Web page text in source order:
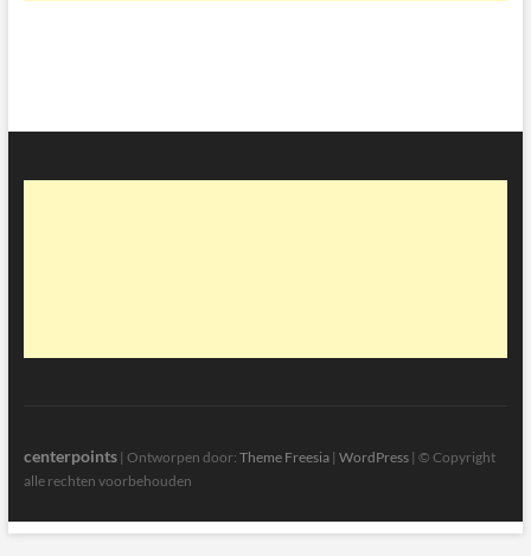
centerpoints| Ontworpen door: Theme Freesia| WordPress| © Copyright
alle rechten voorbehouden